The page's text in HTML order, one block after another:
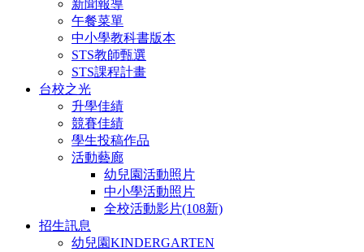
新聞報導
午餐菜單
中小學教科書版本
STS教師甄選
STS課程計畫
台校之光
升學佳績
競賽佳績
學生投稿作品
活動藝廊
幼兒園活動照片
中小學活動照片
全校活動影片(108新)
招生訊息
幼兒園KINDERGARTEN